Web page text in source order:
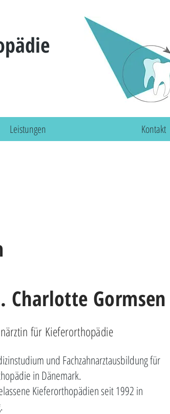
Leistungen Kontakt
Charlotte Gormsen
für Kieferorthopädie
und Fachzahnarztausbildung für
in Dänemark.
Kieferorthopädien seit 1992 in